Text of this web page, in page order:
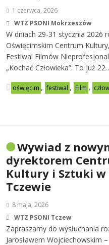
1 czerwca, 2026
WTZ PSONI Mokrzeszów
W dniach 29-31 stycznia 2026
Oświęcimskim Centrum
Festiwal Filmów
„Kochać Człowieka”. To już
oświęcim , festiwal , Film ,
Wywiad z
dyrektorem
Kultury i Sztuki w
Tczewie
8 maja, 2026
WTZ PSONI Tczew
Zapraszamy do wysłuchania
Jarosławem Wojciechowskim